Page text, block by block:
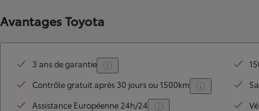
Avantages Toyota
3 ans de garantie
Contrôle gratuit après 30 jours ou 1500km
Assistance Européenne 24h/24